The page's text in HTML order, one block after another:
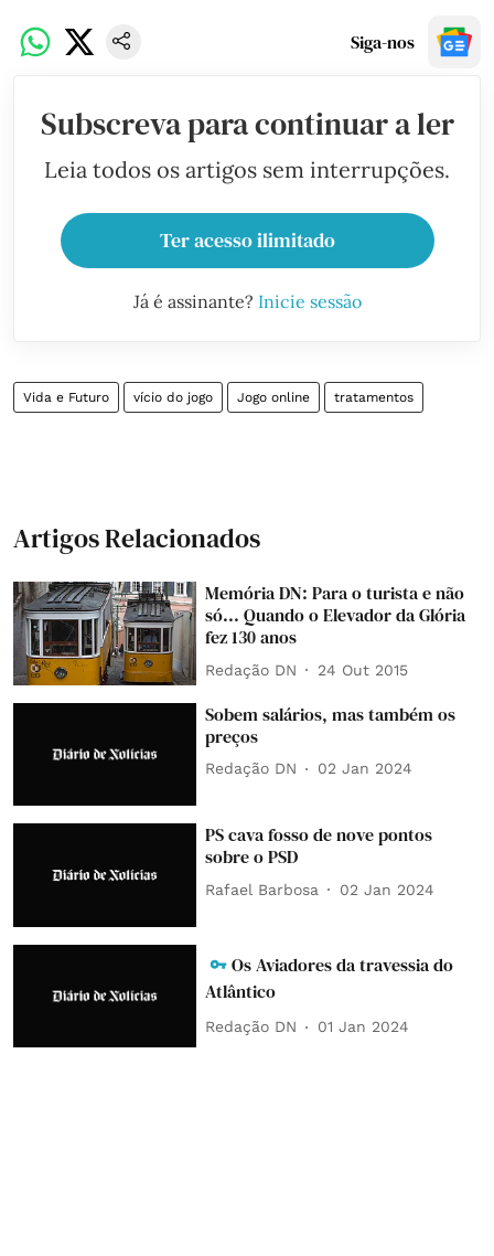
Siga-nos
Subscreva para continuar a ler
Leia todos os artigos sem interrupções.
Ter acesso ilimitado
Já é assinante? Inicie sessão
Vida e Futuro vício do jogo Jogo online tratamentos
Artigos Relacionados
Memória DN: Para o turista e não
só... Quando o Elevador da Glória
fez 130 anos
Redação DN 24 Out 2015
Sobem salários, mas também os
preços
Redação DN 02 Jan 2024
PS cava fosso de nove pontos
sobre o PSD
Rafael Barbosa 02 Jan 2024
Os Aviadores da travessia do
Atlântico
Redação DN 01 Jan 2024